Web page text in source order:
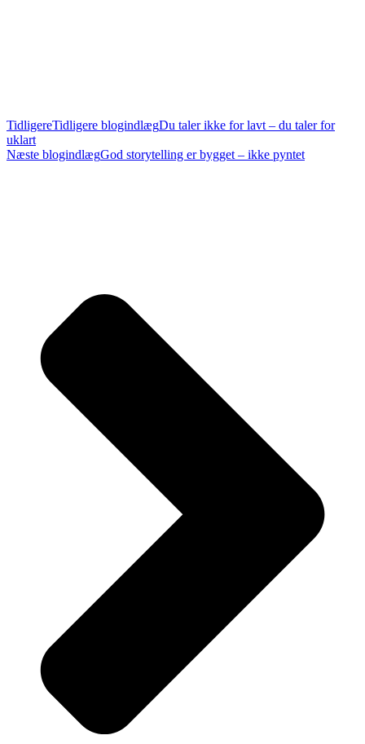
TidligereTidligere blogindlægDu taler ikke for lavt – du taler for
uklart
Næste blogindlægGod storytelling er bygget – ikke pyntet